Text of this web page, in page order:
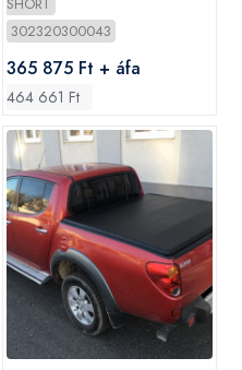
302320300043
365 875 Ft + áfa
464 661 Ft